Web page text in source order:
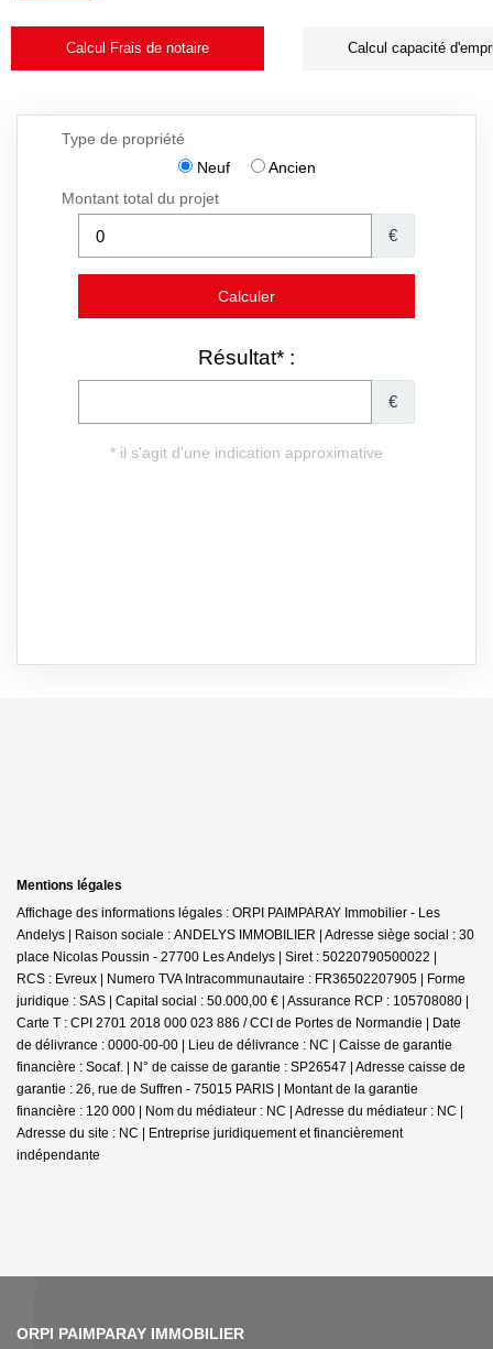
Calcul Frais de notaire Calcul capacité
Mentions légales
Affichage des informations légales : ORPI PAIMPARAY Immobilier - Les
Andelys | Raison sociale : ANDELYS IMMOBILIER | Adresse siège social : 30
place Nicolas Poussin - 27700 Les Andelys | Siret : 50220790500022 |
RCS : Evreux | Numero TVA Intracommunautaire : FR36502207905 | Forme
juridique : SAS | Capital social : 50.000,00 € | Assurance RCP : 105708080 |
Carte T : CPI 2701 2018 000 023 886 / CCI de Portes de Normandie | Date
de délivrance : 0000-00-00 | Lieu de délivrance : NC | Caisse de garantie
financière : Socaf. | N° de caisse de garantie : SP26547 | Adresse caisse de
garantie : 26, rue de Suffren - 75015 PARIS | Montant de la garantie
financière : 120 000 | Nom du médiateur : NC | Adresse du médiateur : NC |
Adresse du site : NC | Entreprise juridiquement et financièrement
indépendante
NOS AGENCES